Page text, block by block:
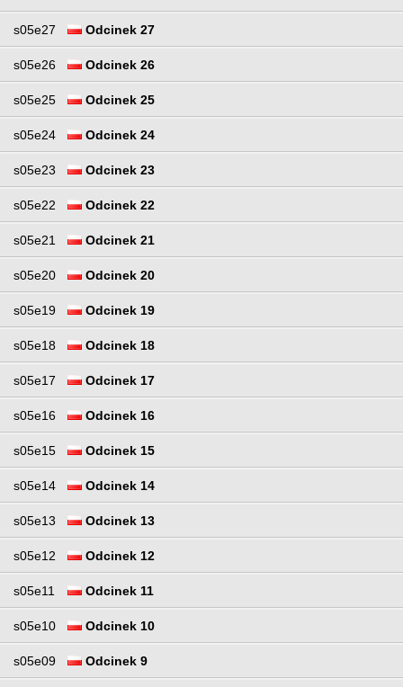
s05e27 Odcinek 27
s05e26 Odcinek 26
s05e25 Odcinek 25
s05e24 Odcinek 24
s05e23 Odcinek 23
s05e22 Odcinek 22
s05e21 Odcinek 21
s05e20 Odcinek 20
s05e19 Odcinek 19
s05e18 Odcinek 18
s05e17 Odcinek 17
s05e16 Odcinek 16
s05e15 Odcinek 15
s05e14 Odcinek 14
s05e13 Odcinek 13
s05e12 Odcinek 12
s05e11 Odcinek 11
s05e10 Odcinek 10
s05e09 Odcinek 9